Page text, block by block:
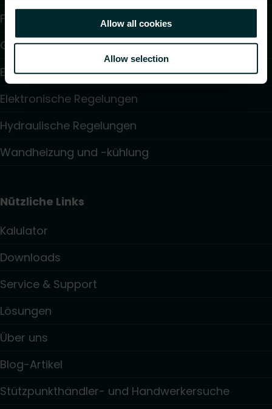
Allow all cookies
Allow selection
Fußbodenheizung und -kühlung
Gebläsekonvektoren
Elektroheizung
Elektronische Regelungen
Hydraulische Regelungen
Wandheizung und -kühlung
Nützliche Links
Kalulator
Downloads
Service & Support
Lösungen
Über uns
Blog-Artikel
Stützpunkthändler- und Handwerkersuche